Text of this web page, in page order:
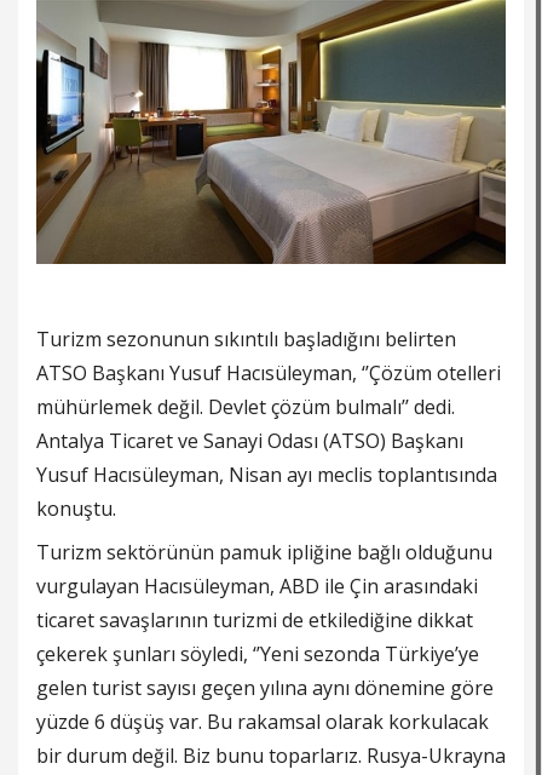
Turizm sezonunun sıkıntılı başladığını belirten
ATSO Başkanı Yusuf Hacısüleyman, ‘’Çözüm otelleri
mühürlemek değil. Devlet çözüm bulmalı’’ dedi.
Antalya Ticaret ve Sanayi Odası (ATSO) Başkanı
Yusuf Hacısüleyman, Nisan ayı meclis toplantısında
konuştu.
Turizm sektörünün pamuk ipliğine bağlı olduğunu
vurgulayan Hacısüleyman, ABD ile Çin arasındaki
ticaret savaşlarının turizmi de etkilediğine dikkat
çekerek şunları söyledi, ‘’Yeni sezonda Türkiye’ye
gelen turist sayısı geçen yılına aynı dönemine göre
yüzde 6 düşüş var. Bu rakamsal olarak korkulacak
bir durum değil. Biz bunu toparlarız. Rusya-Ukrayna